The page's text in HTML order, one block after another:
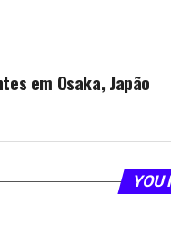
em Osaka, Japão
YOU